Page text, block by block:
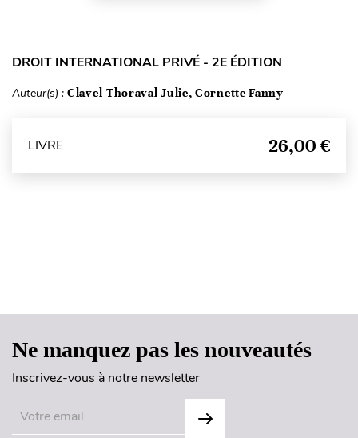
DROIT INTERNATIONAL PRIVÉ - 2E ÉDITION
Auteur(s) : Clavel-Thoraval Julie, Cornette Fanny
LIVRE 26,00 €
Ne manquez pas les nouveautés
Inscrivez-vous à notre newsletter